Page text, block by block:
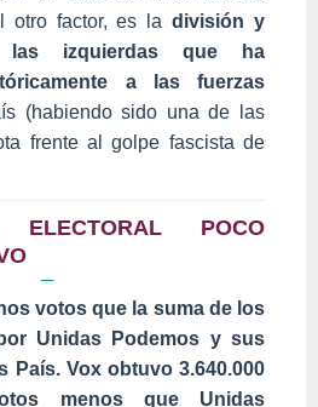
otro factor, es ladivisión y
las izquierdas que ha
a las fuerzas
(habiendo sido una de las
frente al golpe fascista de
POCO
votos que la suma de los
Unidas Podemos y sus
País. Vox obtuvo 3.640.000
menos que Unidas